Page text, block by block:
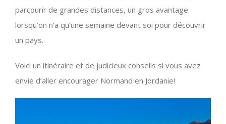
parcourir de grandes distances, un gros avantage
lorsqu’on n’a qu’une semaine devant soi pour découvrir
un pays.
Voici un itinéraire et de judicieux conseils si vous avez
envie d’aller encourager Normand en Jordanie!